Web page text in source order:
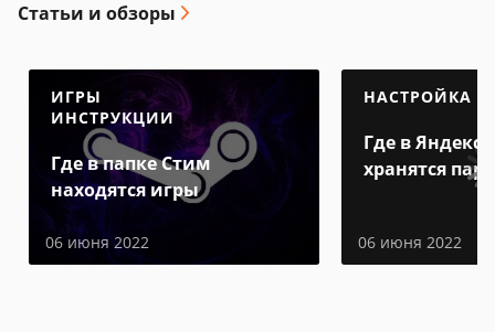
Статьи и обзоры
ИГРЫ
ИНСТРУКЦИИ
Где в папке Стим
находятся игры
06 июня 2022
НАСТРОЙКА
Где в Яндекс
хранятся
06 июня 2022